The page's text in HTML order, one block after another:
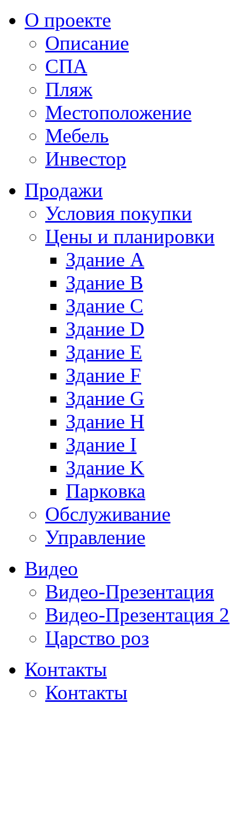
О проекте
Описание
СПА
Пляж
Местоположение
Мебель
Инвестор
Продажи
Условия покупки
Цены и планировки
Здание A
Здание B
Здание C
Здание D
Здание E
Здание F
Здание G
Здание H
Здание I
Здание K
Парковка
Обслуживание
Управление
Видео
Видео-Презентация
Видео-Презентация 2
Царство роз
Контакты
Контакты